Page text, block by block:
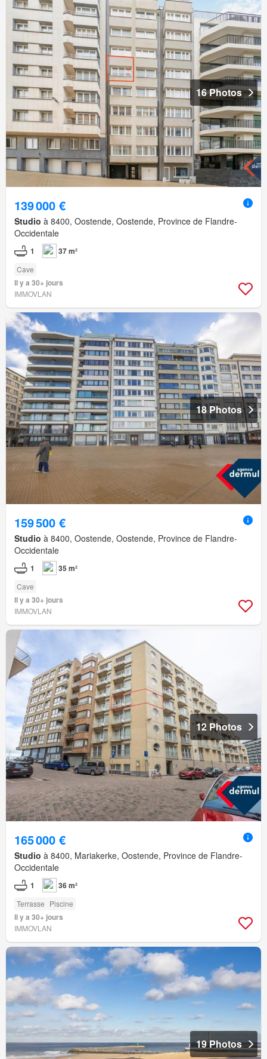
16 Photos
139 000 €
Studio à 8400, Oostende, Oostende, Province de Flandre-
Occidentale
1 37 m²
Cave
Il y a 30+ jours
IMMOVLAN
18 Photos
159 500 €
Studio à 8400, Oostende, Oostende, Province de Flandre-
Occidentale
1 35 m²
Cave
Il y a 30+ jours
IMMOVLAN
12 Photos
165 000 €
Studio à 8400, Mariakerke, Oostende, Province de Flandre-
Occidentale
1 36 m²
Terrasse Piscine
Il y a 30+ jours
IMMOVLAN
19 Photos